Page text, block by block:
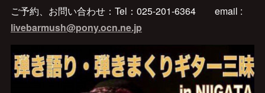
ご予約、お問い合わせ：Tel：025-201-6364 email :
livebarmush@pony.ocn.ne.jp